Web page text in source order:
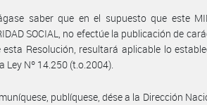
saber que en el supuesto que este
SOCIAL, no efectúe la publicación de
Resolución, resultará aplicable lo
Ley Nº 14.250 (t.o.2004).
publíquese, dése a la Dirección